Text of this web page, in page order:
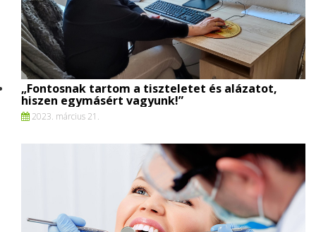
„Fontosnak tartom a tiszteletet és alázatot,
hiszen egymásért vagyunk!”
2023. március 21.